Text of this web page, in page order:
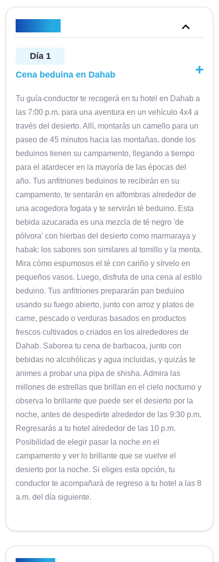
Día 1
Cena beduina en Dahab
Tu guía-conductor te recogerá en tu hotel en Dahab a
las 7:00 p.m. para una aventura en un vehículo 4x4 a
través del desierto. Allí, montarás un camello para un
paseo de 45 minutos hacia las montañas, donde los
beduinos tienen su campamento, llegando a tiempo
para el atardecer en la mayoría de las épocas del
año. Tus anfitriones beduinos te recibirán en su
campamento, te sentarán en alfombras alrededor de
una acogedora fogata y te servirán té beduino. Esta
bebida azucarada es una mezcla de té negro 'de
pólvora' con hierbas del desierto como marmaraya y
habak: los sabores son similares al tomillo y la menta.
Mira cómo espumosos el té con cariño y sírvelo en
pequeños vasos. Luego, disfruta de una cena al estilo
beduino. Tus anfitriones prepararán pan beduino
usando su fuego abierto, junto con arroz y platos de
carne, pescado o verduras basados en productos
frescos cultivados o criados en los alrededores de
Dahab. Saborea tu cena de barbacoa, junto con
bebidas no alcohólicas y agua incluidas, y quizás te
animes a probar una pipa de shisha. Admira las
millones de estrellas que brillan en el cielo nocturno y
observa lo brillante que puede ser el desierto por la
noche, antes de despedirte alrededor de las 9:30 p.m.
Regresarás a tu hotel alrededor de las 10 p.m.
Posibilidad de elegir pasar la noche en el
campamento y ver lo brillante que se vuelve el
desierto por la noche. Si eliges esta opción, tu
conductor te acompañará de regreso a tu hotel a las 8
a.m. del día siguiente.